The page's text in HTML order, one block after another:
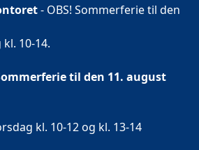
- OBS! Sommerferie til den
10-14.
til den 11. august
kl. 10-12 og kl. 13-14